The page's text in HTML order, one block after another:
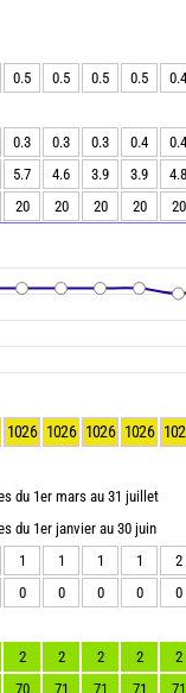
0.5 0.5 0.5 0.5 0.4
0.3 0.3 0.3 0.4
0.4
5.7 4.6 3.9 3.9
4.8
20 20 20 20 20
1026 1026 1026 1026
du 1er mars au 31 juillet
du 1er janvier au 30 juin
1 1 1 1
2
0 0 0 0 0
2 2 2 2
2
70 71 71 71
71